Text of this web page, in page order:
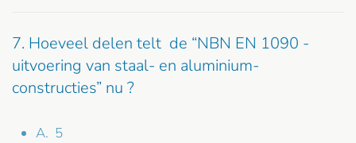
7. Hoeveel delen telt de “NBN EN 1090 -
uitvoering van staal- en aluminium-
constructies” nu ?
A. 5